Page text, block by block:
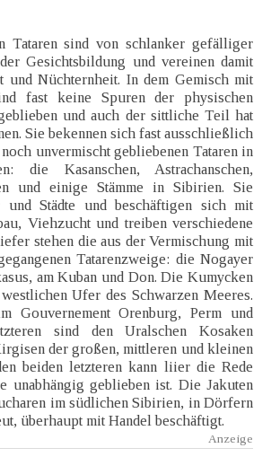
Tataren sind von schlanker gefälliger
Gesichtsbildung und vereinen damit
Nüchternheit. In dem Gemisch mit
fast keine Spuren der physischen
und auch der sittliche Teil hat
Sie bekennen sich fast ausschließlich
unvermischt gebliebenen Tataren in
die Kasanschen, Astrachanschen,
und einige Stämme in Sibirien. Sie
und Städte und beschäftigen sich mit
Viehzucht und treiben verschiedene
stehen die aus der Vermischung mit
Tatarenzweige: die Nogayer
am Kuban und Don. Die Kumycken
Ufer des Schwarzen Meeres.
Gouvernement Orenburg, Perm und
sind den Uralschen Kosaken
der großen, mittleren und kleinen
beiden letzteren kann liier die Rede
unabhängig geblieben ist. Die Jakuten
im südlichen Sibirien, in Dörfern
überhaupt mit Handel beschäftigt.